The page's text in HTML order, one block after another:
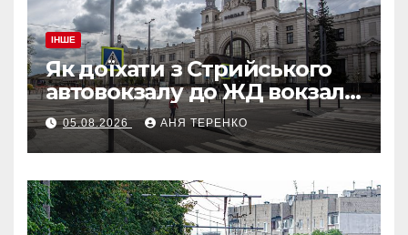
ІНШЕ
Як доїхати з Стрийського
автовокзалу до ЖД вокзалу
у Львові
05.08.2026 АНЯ ТЕРЕНКО